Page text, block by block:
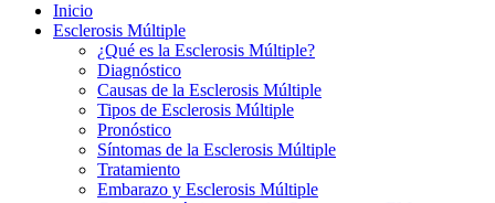
Inicio
Esclerosis Múltiple
¿Qué es la Esclerosis Múltiple?
Diagnóstico
Causas de la Esclerosis Múltiple
Tipos de Esclerosis Múltiple
Pronóstico
Síntomas de la Esclerosis Múltiple
Tratamiento
Embarazo y Esclerosis Múltiple